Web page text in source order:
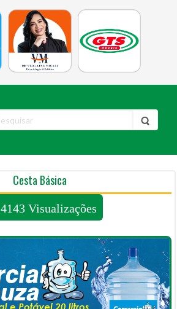
Cesta Básica
4143 Visualizações